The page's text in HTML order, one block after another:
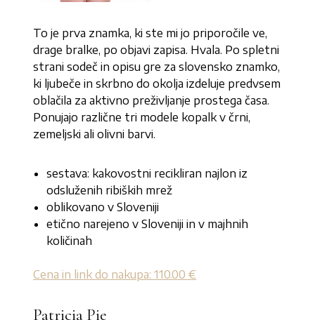
To je prva znamka, ki ste mi jo priporočile ve,
drage bralke, po objavi zapisa. Hvala. Po spletni
strani sodeč in opisu gre za slovensko znamko,
ki ljubeče in skrbno do okolja izdeluje predvsem
oblačila za aktivno preživljanje prostega časa.
Ponujajo različne tri modele kopalk v črni,
zemeljski ali olivni barvi.
sestava: kakovostni recikliran najlon iz
odsluženih ribiških mrež
oblikovano v Sloveniji
etično narejeno v Sloveniji in v majhnih
količinah
Cena in link do nakupa: 110.00 €
Patricia Pie